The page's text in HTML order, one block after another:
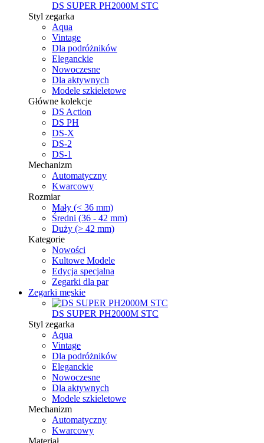
DS SUPER PH2000M STC
Styl zegarka
Aqua
Vintage
Dla podróżników
Eleganckie
Nowoczesne
Dla aktywnych
Modele szkieletowe
Główne kolekcje
DS Action
DS PH
DS-X
DS-2
DS-1
Mechanizm
Automatyczny
Kwarcowy
Rozmiar
Mały (< 36 mm)
Średni (36 - 42 mm)
Duży (> 42 mm)
Kategorie
Nowości
Kultowe Modele
Edycja specjalna
Zegarki dla par
Zegarki męskie
DS SUPER PH2000M STC
Styl zegarka
Aqua
Vintage
Dla podróżników
Eleganckie
Nowoczesne
Dla aktywnych
Modele szkieletowe
Mechanizm
Automatyczny
Kwarcowy